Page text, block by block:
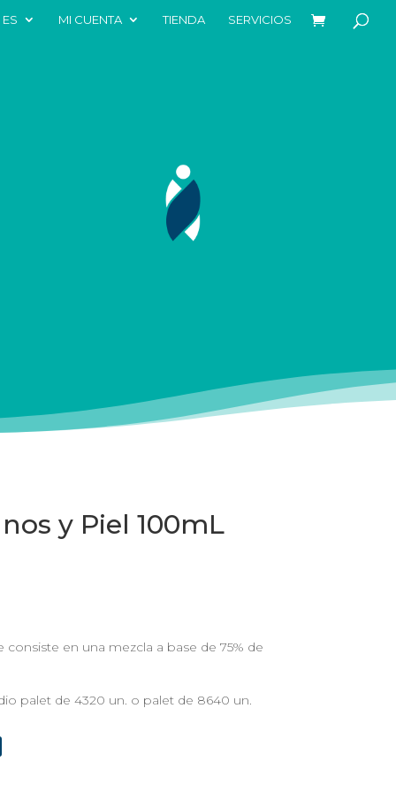
ES MI CUENTA TIENDA SERVICIOS
y Piel 100mL
en una mezcla a base de 75% de
palet de 4320 un. o palet de 8640 un.